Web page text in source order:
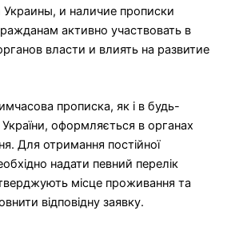
Украины, и наличие прописки
активно участвовать в
власти и влиять на развитие
прописка, як і в будь-
оформляється в органах
Для отримання постійної
надати певний перелік
місце проживання та
відповідну заявку.